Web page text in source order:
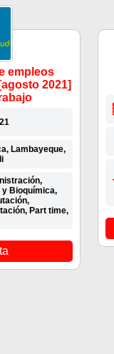
empleos
2021]
Lambayeque,
Bioquímica,
Part time,